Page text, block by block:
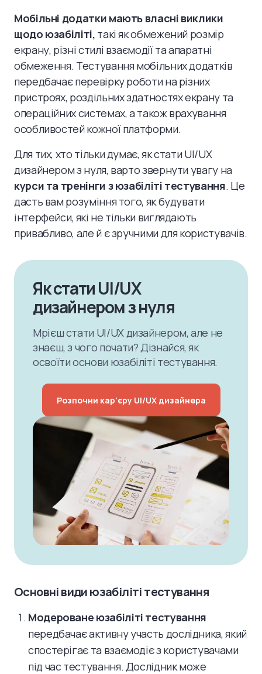
Мобільні додатки мають власні виклики
щодо юзабіліті, такі як обмежений розмір
екрану, різні стилі взаємодії та апаратні
обмеження. Тестування мобільних додатків
передбачає перевірку роботи на різних
пристроях, роздільних здатностях екрану та
операційних системах, а також врахування
особливостей кожної платформи.
Для тих, хто тільки думає, як стати UI/UX
дизайнером з нуля, варто звернути увагу на
курси та тренінги з юзабіліті тестування. Це
дасть вам розуміння того, як будувати
інтерфейси, які не тільки виглядають
привабливо, але й є зручними для користувачів.
Як стати UI/UX
дизайнером з нуля
Мрієш стати UI/UX дизайнером, але не
знаєш, з чого почати? Дізнайся, як
освоїти основи юзабіліті тестування.
Розпочни кар'єру UI/UX дизайнера
Основні види юзабіліті тестування
Модероване юзабіліті тестування
передбачає активну участь дослідника, який
спостерігає та взаємодіє з користувачами
під час тестування. Дослідник може